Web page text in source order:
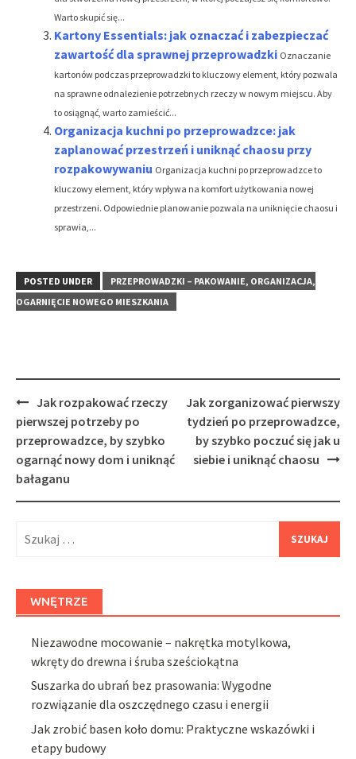
Warto skupić się...
Kartony Essentials: jak oznaczać i zabezpieczać
zawartość dla sprawnej przeprowadzki Oznaczanie
kartonów podczas przeprowadzki to kluczowy element, który pozwala
na sprawne odnalezienie potrzebnych rzeczy w nowym miejscu. Aby
to osiągnąć, warto zamieścić...
Organizacja kuchni po przeprowadzce: jak
zaplanować przestrzeń i uniknąć chaosu przy
rozpakowywaniu Organizacja kuchni po przeprowadzce to
kluczowy element, który wpływa na komfort użytkowania nowej
przestrzeni. Odpowiednie planowanie pozwala na uniknięcie chaosu i
sprawia,...
POSTED UNDER
PRZEPROWADZKI – PAKOWANIE, ORGANIZACJA,
OGARNIĘCIE NOWEGO MIESZKANIA
Post
navigation
Jak rozpakować rzeczy
pierwszej potrzeby po
przeprowadzce, by szybko
ogarnąć nowy dom i uniknąć
bałaganu
Jak zorganizować pierwszy
tydzień po przeprowadzce,
by szybko poczuć się jak u
siebie i uniknąć chaosu
WNĘTRZE
Niezawodne mocowanie – nakrętka motylkowa,
wkręty do drewna i śruba sześciokątna
Suszarka do ubrań bez prasowania: Wygodne
rozwiązanie dla oszczędnego czasu i energii
Jak zrobić basen koło domu: Praktyczne wskazówki i
etapy budowy